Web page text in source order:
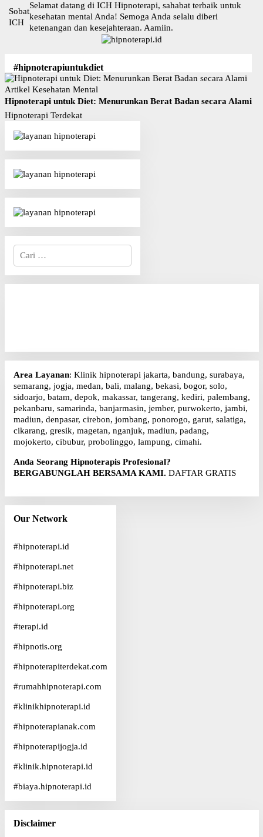
Sobat
ICH
Selamat datang di ICH Hipnoterapi, sahabat terbaik untuk
kesehatan mental Anda! Semoga Anda selalu diberi
ketenangan dan kesejahteraan. Aamiin.
#hipnoterapiuntukdiet
Artikel Kesehatan Mental
Hipnoterapi untuk Diet: Menurunkan Berat Badan secara Alami
Hipnoterapi Terdekat
i
:
Area Layanan: Klinik hipnoterapi jakarta, bandung, surabaya,
semarang, jogja, medan, bali, malang, bekasi, bogor, solo,
sidoarjo, batam, depok, makassar, tangerang, kediri, palembang,
pekanbaru, samarinda, banjarmasin, jember, purwokerto, jambi,
madiun, denpasar, cirebon, jombang, ponorogo, garut, salatiga,
cikarang, gresik, magetan, nganjuk, madiun, padang,
mojokerto, cibubur, probolinggo, lampung, cimahi.
Anda Seorang Hipnoterapis Profesional?
BERGABUNGLAH BERSAMA KAMI. DAFTAR GRATIS
Our Network
#hipnoterapi.id
#hipnoterapi.net
#hipnoterapi.biz
#hipnoterapi.org
#terapi.id
#hipnotis.org
#hipnoterapiterdekat.com
#rumahhipnoterapi.com
#klinikhipnoterapi.id
#hipnoterapianak.com
#hipnoterapijogja.id
#klinik.hipnoterapi.id
#biaya.hipnoterapi.id
Disclaimer